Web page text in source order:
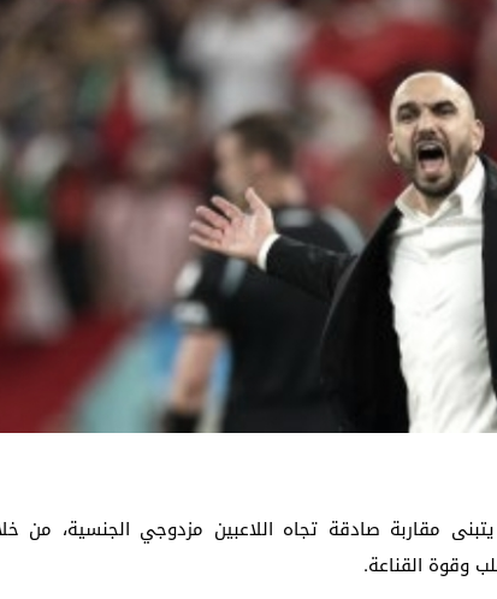
مقاربة صادقة تجاه اللاعبين مزدوجي الجنسية، من
وقوة القناعة.